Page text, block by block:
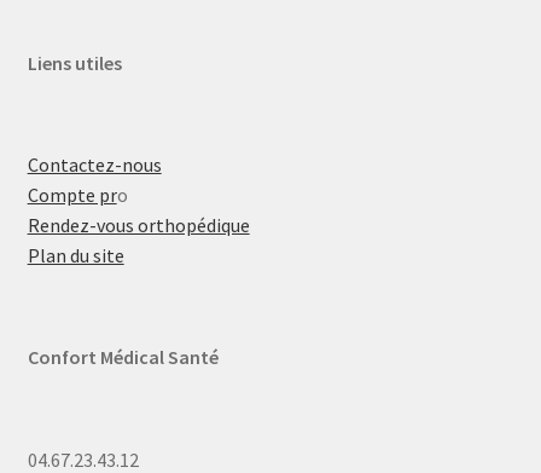
Liens utiles
Contactez-nous
Compte pro
Rendez-vous orthopédique
Plan du site
Confort Médical Santé
04.67.23.43.12